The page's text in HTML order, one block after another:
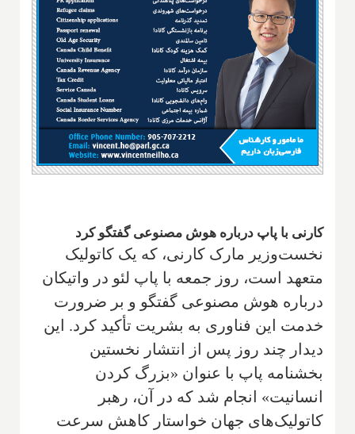
کارنی با پاپ درباره هوش مصنوعی گفتگو کرد
نخست‌وزیر مارک کارنی، که یک کاتولیک
متعهد است، روز جمعه با پاپ لئو در واتیکان
درباره هوش مصنوعی گفتگو و بر ضرورت
خدمت این فناوری به بشریت تأکید کرد. این
دیدار چند روز پس از انتشار نخستین
بخشنامه پاپ با عنوان «بزرگ کردن
انسانیت» انجام شد که در آن، رهبر
کاتولیک‌های جهان خواستار کاهش سرعت